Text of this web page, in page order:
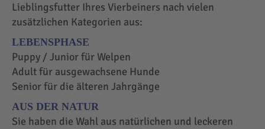
Lieblingsfutter Ihres Vierbeiners nach vielen
zusätzlichen Kategorien aus:
LEBENSPHASE
Puppy / Junior für Welpen
Adult für ausgewachsene Hunde
Senior für die älteren Jahrgänge
AUS DER NATUR
Sie haben die Wahl aus natürlichen und leckeren